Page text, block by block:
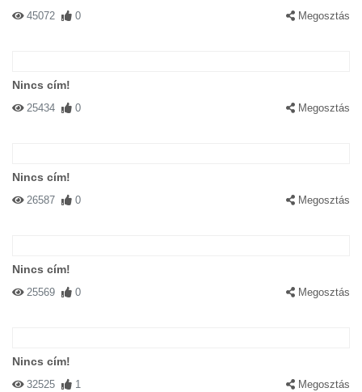
45072 0 Megosztás
Nincs cím!
25434 0 Megosztás
Nincs cím!
26587 0 Megosztás
Nincs cím!
25569 0 Megosztás
Nincs cím!
32525 1 Megosztás